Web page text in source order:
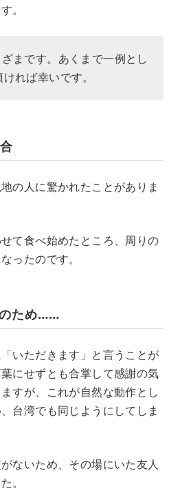
。
まです。あくまで一例とし
れば幸いです。
の人に驚かれたことがありま
て食べ始めたところ、周りの
ったのです。
ため……
いただきます」と言うことが
にせずとも合掌して感謝の気
すが、これが自然な動作とし
台湾でも同じようにしてしま
ないため、その場にいた友人
。